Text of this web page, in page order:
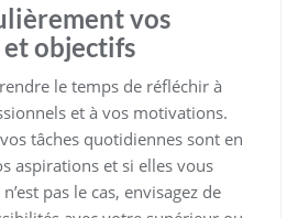
vos
objectifs
le temps de réfléchir à
et à vos motivations.
tâches quotidiennes sont en
aspirations et si elles vous
pas le cas, envisagez de